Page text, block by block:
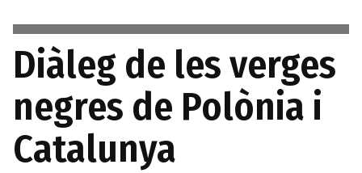
Diàleg de les verges
negres de Polònia i
Catalunya